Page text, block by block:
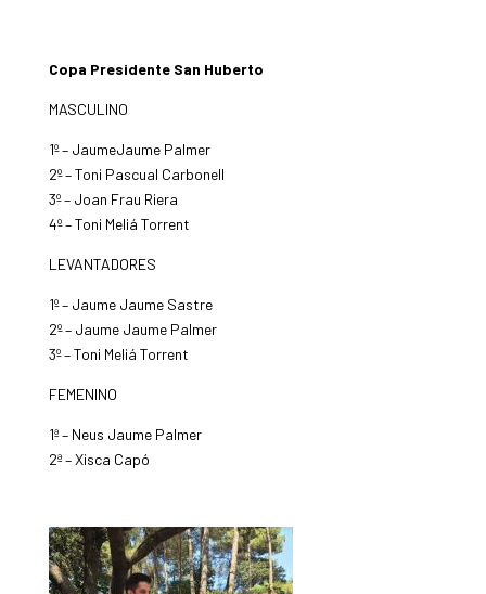
Copa Presidente San Huberto
MASCULINO
1º – JaumeJaume Palmer
2º – Toni Pascual Carbonell
3º – Joan Frau Riera
4º – Toni Meliá Torrent
LEVANTADORES
1º – Jaume Jaume Sastre
2º – Jaume Jaume Palmer
3º – Toni Meliá Torrent
FEMENINO
1ª – Neus Jaume Palmer
2ª – Xisca Capó